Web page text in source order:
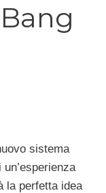
sistema
la perfetta idea